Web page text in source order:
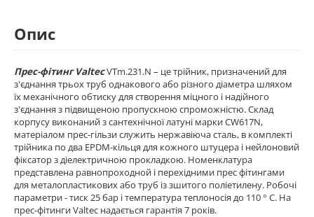
Опис
Прес-фітинг ValtecVTm.231.N – це трійник, призначений для
з'єднання трьох труб однакового або різного діаметра шляхом
їх механічного обтиску для створення міцного і надійного
з'єднання з підвищеною пропускною спроможністю. Склад
корпусу виконаний з сантехнічної латуні марки CW617N,
матеріалом прес-гільзи служить нержавіюча сталь, в комплекті
трійника по два EPDM-кільця для кожного штуцера і нейлоновий
фіксатор з діелектричною прокладкою. Номенклатура
представлена ​​равнопроходной і перехідними прес фітингами
для металопластикових або труб із зшитого поліетилену. Робочі
параметри - тиск 25 бар і температура теплоносія до 110 ° С. На
прес-фітинги Valtec надається гарантія 7 років.